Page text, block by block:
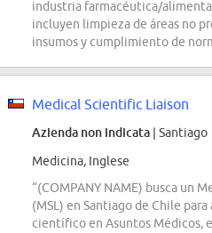
industria farmacéutica/
incluyen limpieza de áreas no
insumos y cumplimiento de
Medical Scientific Liaison
Azienda non indicata | Santiago
Medicina, Inglese
“(COMPANY NAME) busca un
(MSL) en Santiago de Chile
científico en Asuntos Médicos,